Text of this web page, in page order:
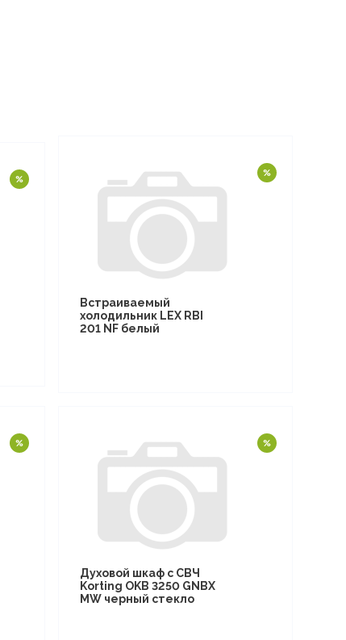
Встраиваемый
холодильник LEX RBI
201 NF белый
Духовой шкаф с СВЧ
Korting OKB 3250 GNBX
MW черный стекло